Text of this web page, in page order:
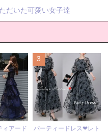
だいた可愛い女子達
アード
3
パーティードレス❤レト